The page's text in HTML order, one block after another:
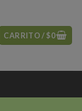
CARRITO /$0